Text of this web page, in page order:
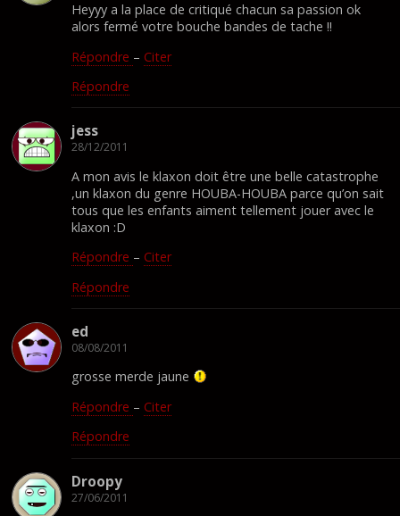
Heyyy a la place de critiqué chacun sa passion ok
alors fermé votre bouche bandes de tache !!
Répondre – Citer
Répondre
jess
28/12/2011
A mon avis le klaxon doit être une belle catastrophe
,un klaxon du genre HOUBA-HOUBA parce qu’on sait
tous que les enfants aiment tellement jouer avec le
klaxon :D
Répondre – Citer
Répondre
ed
08/08/2011
grosse merde jaune
Répondre – Citer
Répondre
Droopy
27/06/2011